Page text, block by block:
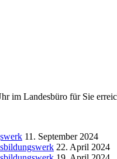
im Landesbüro für Sie
11. September 2024
22. April 2024